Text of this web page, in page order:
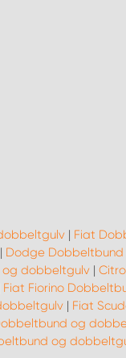
| Fiat
| Dodge
og dobbeltgulv|
Fiat Fiorino
| Fiat
og
og